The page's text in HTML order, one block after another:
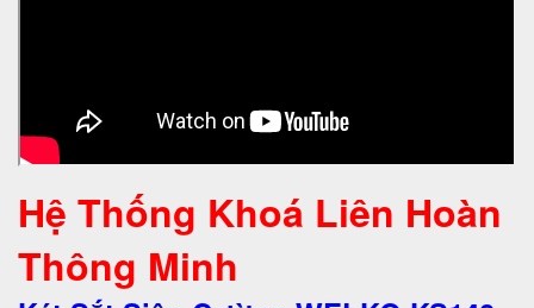
Hệ Thống Khoá Liên Hoàn
Thông Minh